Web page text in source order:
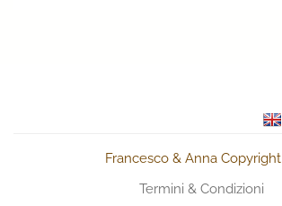
Francesco & Anna Copyright
Termini & Condizioni